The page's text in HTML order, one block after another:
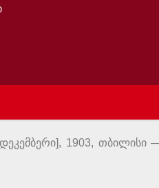
1903, თბილისი